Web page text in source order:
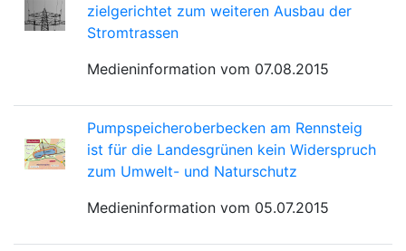
zielgerichtet zum weiteren Ausbau der
Stromtrassen
Medieninformation vom 07.08.2015
Pumpspeicheroberbecken am Rennsteig
ist für die Landesgrünen kein Widerspruch
zum Umwelt- und Naturschutz
Medieninformation vom 05.07.2015